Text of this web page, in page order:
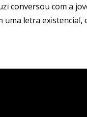
conversou com a
uma letra